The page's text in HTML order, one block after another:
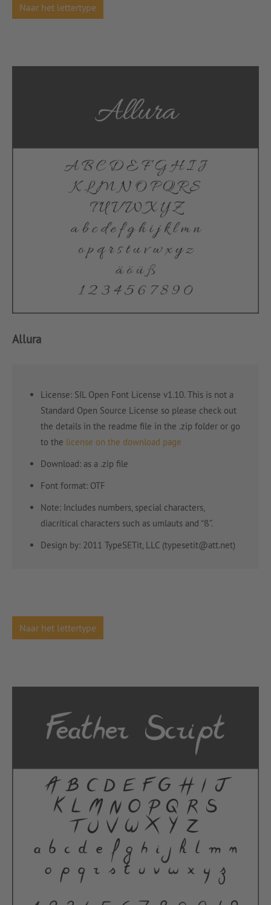
Naar het lettertype
Allura
License: SIL Open Font License v1.10. This is not a
Standard Open Source License so please check out
the details in the readme file in the .zip folder or go
to the license on the download page
Download: as a .zip file
Font format: OTF
Note: Includes numbers, special characters,
diacritical characters such as umlauts and “ß”.
Design by: 2011 TypeSETit, LLC (typesetit@att.net)
Naar het lettertype